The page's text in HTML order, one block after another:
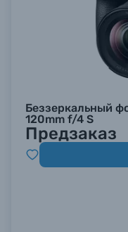
Беззеркальный
120mm f/4 S
Предзаказ